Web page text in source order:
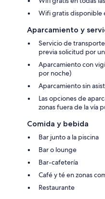
Wifi gratis disponible
Aparcamiento y
Servicio de
previa solicitud por
Aparcamiento con
por noche)
Aparcamiento sin
Las opciones de
zonas fuera de la vía
Comida y bebida
Bar junto a la piscina
Bar o lounge
Bar-cafetería
Café y té en zonas
Restaurante